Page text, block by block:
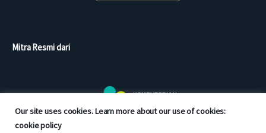
Our site uses cookies. Learn more about our use of cookies:
cookie policy
Mitra Resmi dari